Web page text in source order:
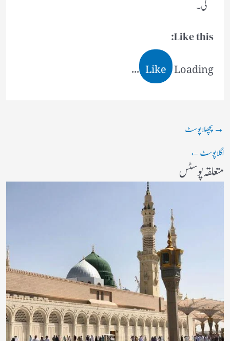
گی۔
Like this:
Like Loading...
→پچھلا پوسٹ
اگلا پوسٹ←
متعلقہ پوسٹس